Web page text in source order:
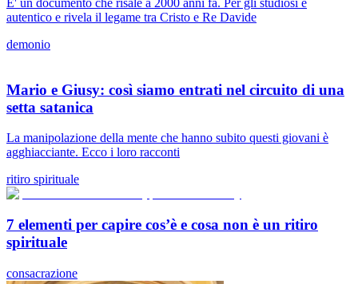
autentico e rivela il legame tra Cristo e Re Davide
demonio
Mario e Giusy: così siamo entrati nel circuito di una
setta satanica
La manipolazione della mente che hanno subito questi giovani è
agghiacciante. Ecco i loro racconti
ritiro spirituale
7 elementi per capire cos’è e cosa non è un ritiro
spirituale
consacrazione